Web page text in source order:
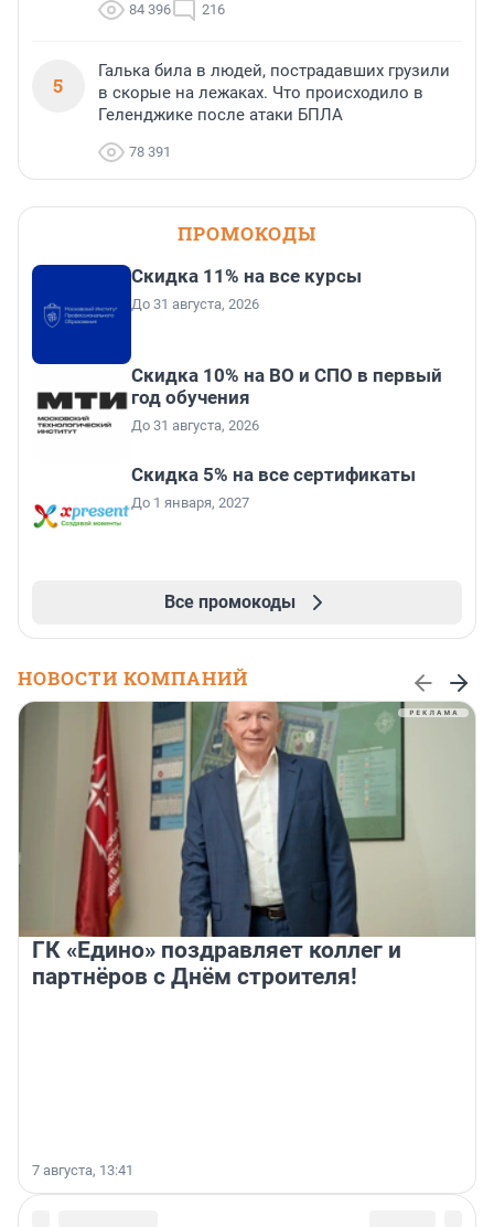
84 396 216
5
Галька била в людей, пострадавших грузили
в скорые на лежаках. Что происходило в
Геленджике после атаки БПЛА
78 391
ПРОМОКОДЫ
Скидка 11% на все курсы
До 31 августа, 2026
Скидка 10% на ВО и СПО в первый
год обучения
До 31 августа, 2026
Скидка 5% на все сертификаты
До 1 января, 2027
Все промокоды
НОВОСТИ КОМПАНИЙ
ГК «Едино» поздравляет коллег и
партнёров с Днём строителя!
7 августа, 13:41